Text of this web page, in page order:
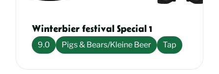
Winterbier festival Special 1
9.0 Pigs & Bears/Kleine Beer Tap